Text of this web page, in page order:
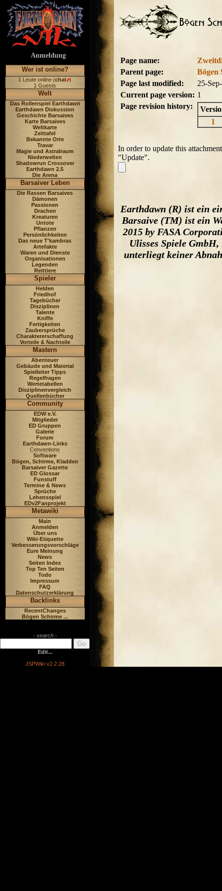
Anmeldung
Wer ist online?
1 Leute online (chat )
1 Guests
Welt
Das Rollenspiel Earthdawn
Earthdawn Diskussion
Geschichte Barsaives
Karte Barsaives
Weltkarte
Zeittafel
Bekannte Orte
Travar
Magie und Astralraum
Niederwelten
Shadowrun Crossover
Earthdawn 2.5
Die Arena
Barsaiver Leben
Die Rassen Barsaives
Dämonen
Passionen
Drachen
Kreaturen
Untote
Pflanzen
Persönlichkeiten
Das neue T'kambras
Artefakte
Waren und Dienste
Organisationen
Legenden
Reittiere
Spieler
Helden
Friedhof
Tagebücher
Disziplinen
Talente
Kniffe
Fertigkeiten
Zaubersprüche
Charaktererschaffung
Vorteile & Nachteile
Mastern
Abenteuer
Gebäude und Material
Spielleiter Tipps
Regelfragen
Wertetabellen
Disziplinenvergleich
Quellenbücher
Community
EDW e.V.
Mitglieder
ED Gruppen
Galerie
Forum
Earthdawn-Links
Conventions
Software
Bögen, Schirme, Kladden
Barsaiver Gazette
ED Glossar
Funstuff
Termine & News
Sprüche
Lehensspiel
EDv2Fanprojekt
Metawiki
Main
Anmelden
Über uns
Wiki-Etiquette
Verbesserungsvorschläge
Eure Meinung
News
Seiten Index
Top Ten Seiten
Todo
Impressum
FAQ
Datenschutzerklärung
Backlinks
RecentChanges
Bögen Schirme ...
- search -
Edit...
JSPWiki v2.2.28
Page name:
Parent page:
Bögen
Page last modified:
25-
Current page version: 1
Page revision history:
1
In order to update this
"Update".
Earthdawn (R) ist ein
Barsaive (TM) ist ein
2015 by FASA
Ulisses Spiele GmbH,
unterliegt keiner